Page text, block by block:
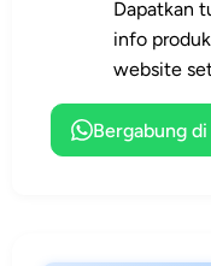
Dapatkan
info
website
Bergabung